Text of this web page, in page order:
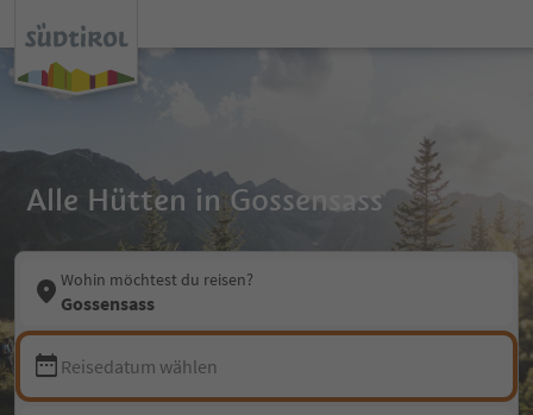
Alle Hütten in Gossensass
Wohin möchtest du reisen?
Gossensass
Reisedatum wählen